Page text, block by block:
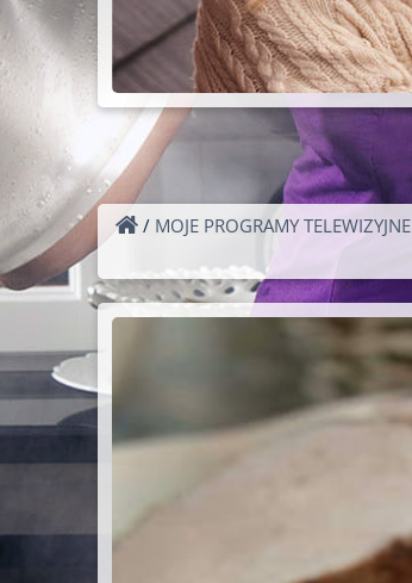
/ MOJE PROGRAMY TELEWIZYJNE